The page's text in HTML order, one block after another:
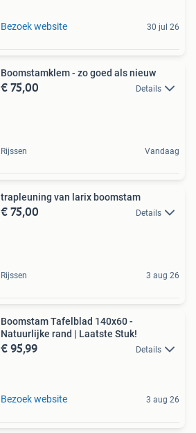
Bezoek website 30 jul 26
Boomstamklem - zo goed als nieuw
€ 75,00 Details
Rijssen Vandaag
trapleuning van larix boomstam
€ 75,00 Details
Rijssen 3 aug 26
Boomstam Tafelblad 140x60 -
Natuurlijke rand | Laatste Stuk!
€ 95,99 Details
Bezoek website 3 aug 26